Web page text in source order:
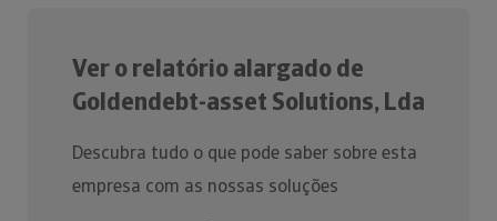
Ver o relatório alargado de
Goldendebt-asset Solutions, Lda
Descubra tudo o que pode saber sobre esta
empresa com as nossas soluções